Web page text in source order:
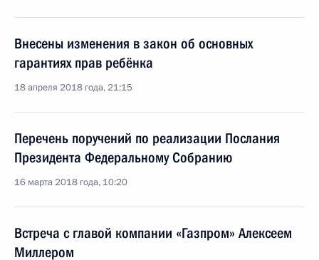
Внесены изменения в закон об основных
гарантиях прав ребёнка
18 апреля 2018 года, 21:15
Перечень поручений по реализации Послания
Президента Федеральному Собранию
16 марта 2018 года, 10:20
Встреча с главой компании «Газпром» Алексеем
Миллером